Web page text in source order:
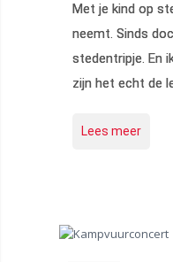
Met je kind op
neemt. Sinds
stedentripje. En
zijn het echt de
Lees meer